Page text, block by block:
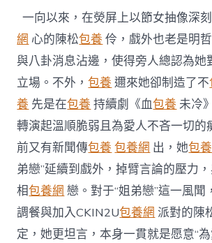
一向以來，在熒屏上以節女抽像深
網 心的陳松包養 伶，戲外也老是明
與八卦消息沾邊，使得旁人總認為她
立場。不外，包養 邇來她卻制造了不
養 先是在包養 持續劇《血包養 未冷
轉演起溫順脆弱且為愛人不吝一切的
前又有新聞傳包養 包養網 出，她包
弟戀”延續到戲外，掉臂言論的壓力
相包養網 戀。對于“姐弟戀”這一風聞
調餐與加入CKIN2U包養網 派對的陳
定，她更坦言，本身一貫就是愿意“